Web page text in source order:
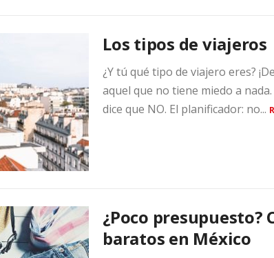
Los tipos de viajeros
¿Y tú qué tipo de viajero eres?
aquel que no tiene miedo a
dice que NO. El planificador: no...
¿Poco presupuesto?
baratos en México